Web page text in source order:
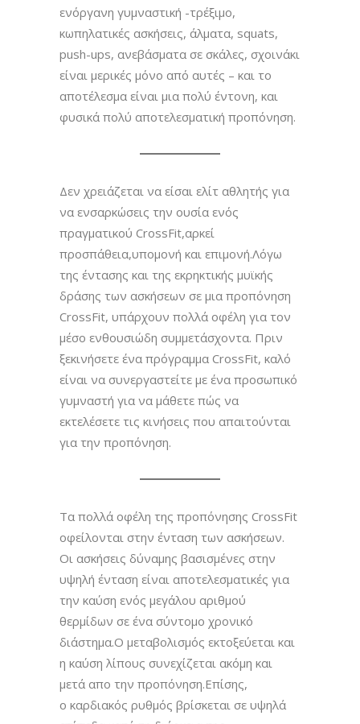
ενόργανη γυμναστική -τρέξιμο,
κωπηλατικές ασκήσεις, άλματα, squats,
push-ups, ανεβάσματα σε σκάλες, σχοινάκι
είναι μερικές μόνο από αυτές – και το
αποτέλεσμα είναι μια πολύ έντονη, και
φυσικά πολύ αποτελεσματική προπόνηση.
Δεν χρειάζεται να είσαι ελίτ αθλητής για
να ενσαρκώσεις την ουσία ενός
πραγματικού CrossFit,αρκεί
προσπάθεια,υπομονή και επιμονή.Λόγω
της έντασης και της εκρηκτικής μυϊκής
δράσης των ασκήσεων σε μια προπόνηση
CrossFit, υπάρχουν πολλά οφέλη για τον
μέσο ενθουσιώδη συμμετάσχοντα. Πριν
ξεκινήσετε ένα πρόγραμμα CrossFit, καλό
είναι να συνεργαστείτε με ένα προσωπικό
γυμναστή για να μάθετε πώς να
εκτελέσετε τις κινήσεις που απαιτούνται
για την προπόνηση.
Τα πολλά οφέλη της προπόνησης CrossFit
οφείλονται στην ένταση των ασκήσεων.
Οι ασκήσεις δύναμης βασισμένες στην
υψηλή ένταση είναι αποτελεσματικές για
την καύση ενός μεγάλου αριθμού
θερμίδων σε ένα σύντομο χρονικό
διάστημα.Ο μεταβολισμός εκτοξεύεται και
η καύση λίπους συνεχίζεται ακόμη και
μετά απο την προπόνηση.Επίσης,
ο καρδιακός ρυθμός βρίσκεται σε υψηλά